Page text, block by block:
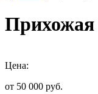
Цена:
от 50 000 руб.